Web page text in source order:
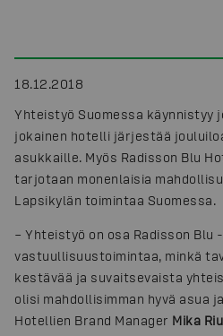
18.12.2018
Yhteistyö Suomessa käynnistyy
jokainen hotelli järjestää
asukkaille. Myös Radisson Blu
tarjotaan monenlaisia
Lapsikylän toimintaa Suomessa.
– Yhteistyö on osa Radisson Blu
vastuullisuustoimintaa, minkä
kestävää ja suvaitsevaista
olisi mahdollisimman hyvä asua
Hotellien Brand Manager Mika